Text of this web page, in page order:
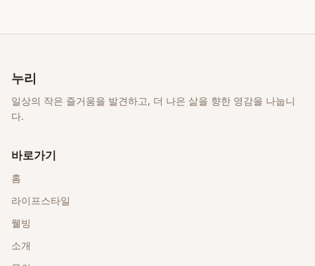
누리
일상의 작은 즐거움을 발견하고, 더 나은 삶을 향한 영감을 나눕니
다.
바로가기
홈
라이프스타일
웰빙
소개